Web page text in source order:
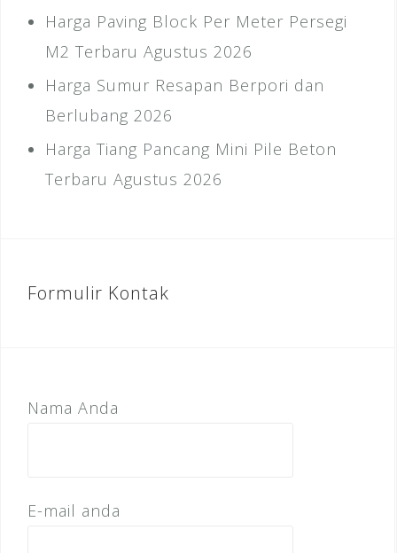
Harga Paving Block Per Meter Persegi
M2 Terbaru Agustus 2026
Harga Sumur Resapan Berpori dan
Berlubang 2026
Harga Tiang Pancang Mini Pile Beton
Terbaru Agustus 2026
Formulir Kontak
Nama Anda
E-mail anda